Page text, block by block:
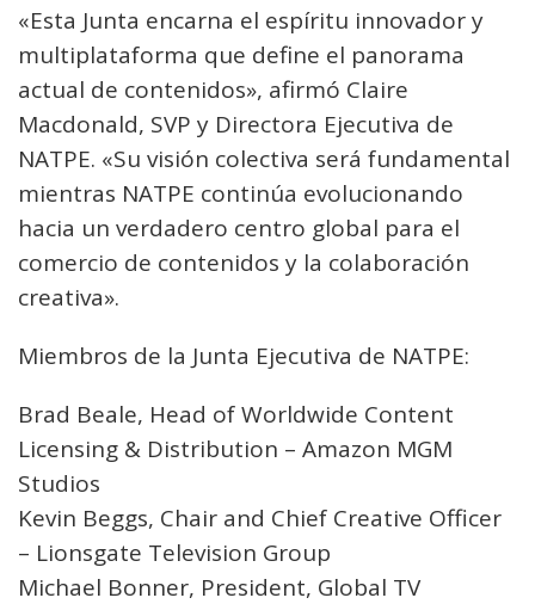
«Esta Junta encarna el espíritu innovador y
multiplataforma que define el panorama
actual de contenidos», afirmó Claire
Macdonald, SVP y Directora Ejecutiva de
NATPE. «Su visión colectiva será fundamental
mientras NATPE continúa evolucionando
hacia un verdadero centro global para el
comercio de contenidos y la colaboración
creativa».
Miembros de la Junta Ejecutiva de NATPE:
Brad Beale, Head of Worldwide Content
Licensing & Distribution – Amazon MGM
Studios
Kevin Beggs, Chair and Chief Creative Officer
– Lionsgate Television Group
Michael Bonner, President, Global TV